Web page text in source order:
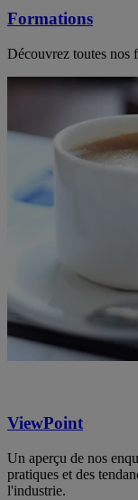
Formations
Découvrez toutes nos
ViewPoint
Un aperçu de nos
pratiques et des
l'industrie.